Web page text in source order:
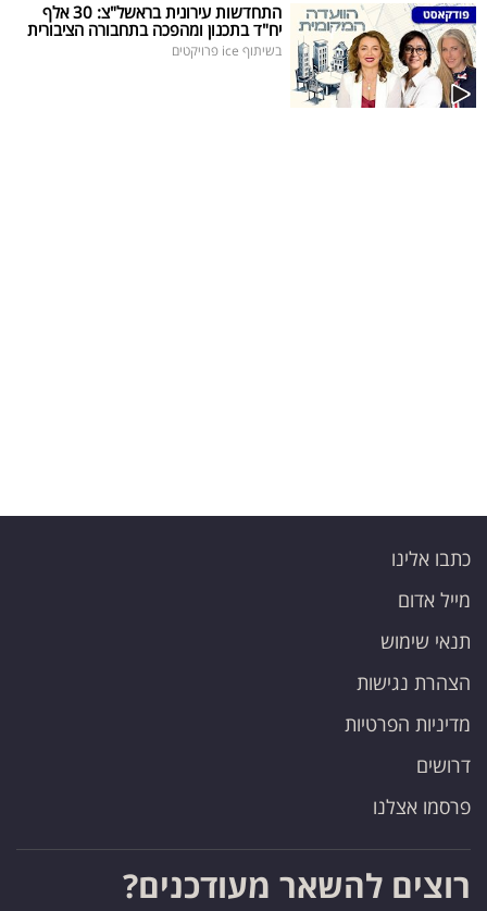
התחדשות עירונית בראשל"צ: 30 אלף
יח"ד בתכנון ומהפכה בתחבורה הציבורית
בשיתוף ice פרויקטים
כתבו אלינו
מייל אדום
תנאי שימוש
הצהרת נגישות
מדיניות הפרטיות
דרושים
פרסמו אצלנו
רוצים להשאר מעודכנים?